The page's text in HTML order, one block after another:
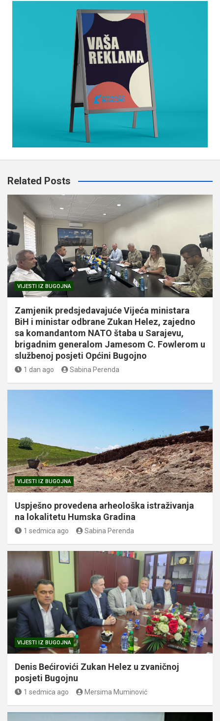
Related Posts
VIJESTI IZ BUGOJNA
Zamjenik predsjedavajuće Vijeća ministara
BiH i ministar odbrane Zukan Helez, zajedno
sa komandantom NATO štaba u Sarajevu,
brigadnim generalom Jamesom C. Fowlerom u
službenoj posjeti Općini Bugojno
1 dan ago Sabina Perenda
VIJESTI IZ BUGOJNA
Uspješno provedena arheološka istraživanja
na lokalitetu Humska Gradina
1 sedmica ago Sabina Perenda
VIJESTI IZ BUGOJNA
Denis Bećirovići Zukan Helez u zvaničnoj
posjeti Bugojnu
1 sedmica ago Mersima Muminović